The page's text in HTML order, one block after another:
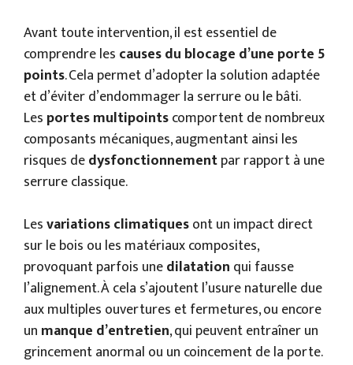
Avant toute intervention, il est essentiel de
comprendre les causes du blocage d’une porte 5
points. Cela permet d’adopter la solution adaptée
et d’éviter d’endommager la serrure ou le bâti.
Les portes multipointscomportent de nombreux
composants mécaniques, augmentant ainsi les
risques dedysfonctionnementpar rapport à une
serrure classique.
Lesvariations climatiquesont un impact direct
sur le bois ou les matériaux composites,
provoquant parfois unedilatation qui fausse
l’alignement. À cela s’ajoutent l’usure naturelle due
aux multiples ouvertures et fermetures, ou encore
un manque d’entretien, qui peuvent entraîner un
grincement anormal ou un coincement de la porte.